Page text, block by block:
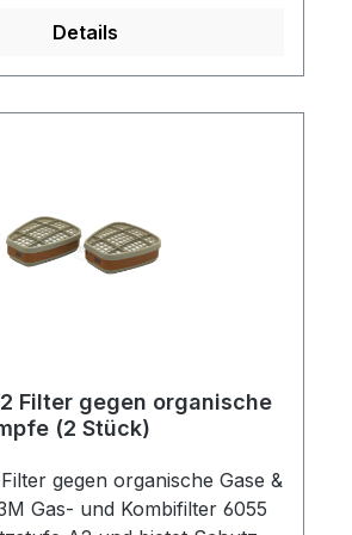
Details
Filter gegen organische
(2 Stück)
gegen organische Gase &
Gas- und Kombifilter 6055